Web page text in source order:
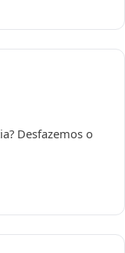
Desfazemos o